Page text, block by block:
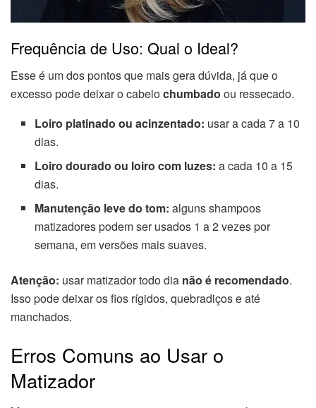
Frequência de Uso: Qual o Ideal?
Esse é um dos pontos que mais gera dúvida, já que o
excesso pode deixar o cabelochumbado ou ressecado.
Loiro platinado ou acinzentado: usar a cada 7 a 10
dias.
Loiro dourado ou loiro com luzes: a cada 10 a 15
dias.
Manutenção leve do tom: alguns shampoos
matizadores podem ser usados 1 a 2 vezes por
semana, em versões mais suaves.
Atenção: usar matizador todo dia não é recomendado.
Isso pode deixar os fios rígidos, quebradiços e até
manchados.
Erros Comuns ao Usar o
Matizador